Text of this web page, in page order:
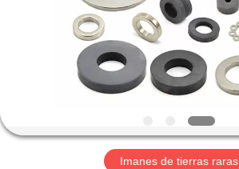
PRODUCTOS
SOBRE
NOSOTROS
VIAJE
Imanes de tierras raras